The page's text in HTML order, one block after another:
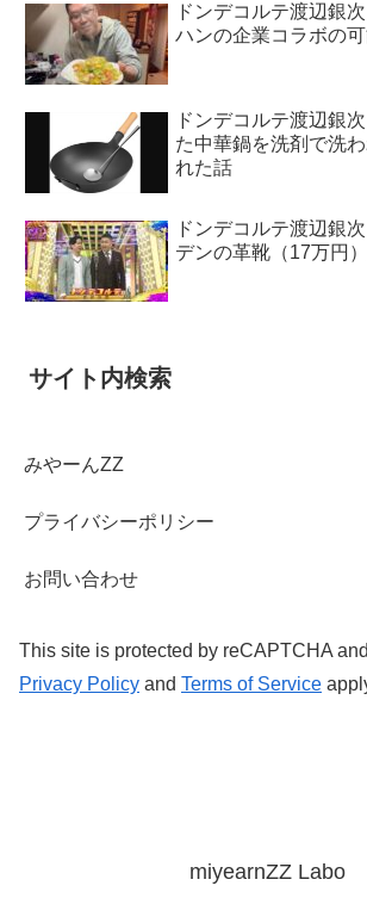
ドンデコルテ渡辺銀
ハンの企業コラボの
ドンデコルテ渡辺銀
た中華鍋を洗剤で洗
れた話
ドンデコルテ渡辺銀
デンの革靴（17万円
サイト内検索
みやーんZZ
プライバシーポリシー
お問い合わせ
This site is protected by reCAPTCHA
Privacy Policy and Terms of Service
miyearnZZ Labo